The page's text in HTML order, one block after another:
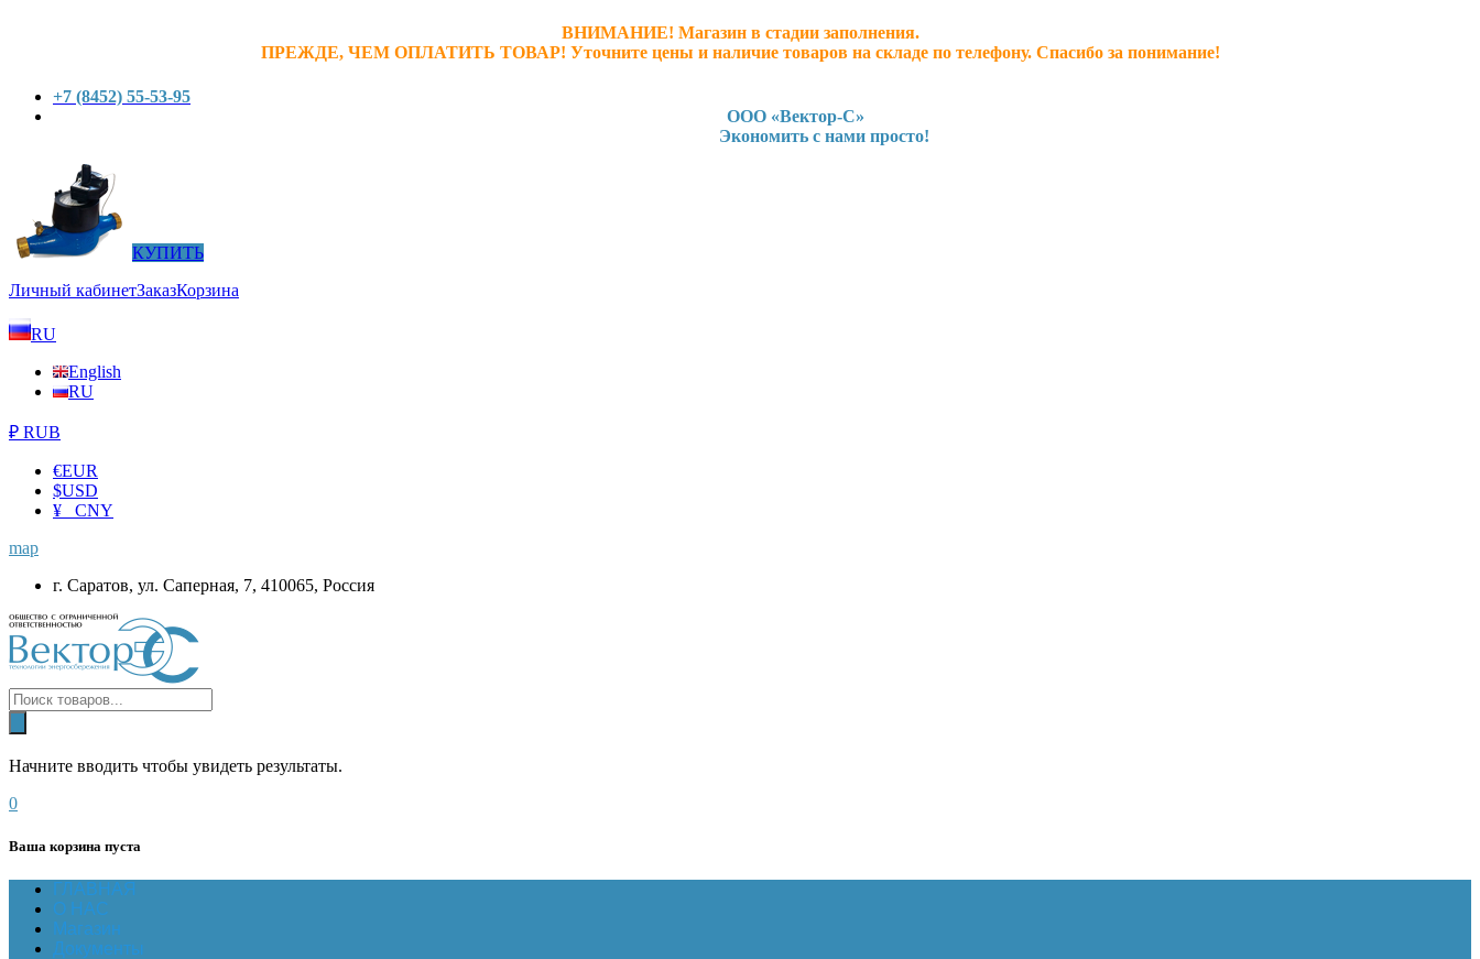
ВНИМАНИЕ! Магазин в стадии заполнения.
ПРЕЖДЕ, ЧЕМ ОПЛАТИТЬ ТОВАР! Уточните цены и наличие товаров на складе по телефону. Спасибо за понимание!
+7 (8452) 55-53-95
ООО «Вектор-С»
Экономить с нами просто!
КУПИТЬ
Личный кабинетЗаказКорзина
RU
English
RU
₽ RUB
€EUR
$USD
¥ CNY
map
г. Саратов, ул. Саперная, 7, 410065, Россия
Начните вводить чтобы увидеть результаты.
0
Ваша корзина пуста
ГЛАВНАЯ
О НАС
Магазин
Документы